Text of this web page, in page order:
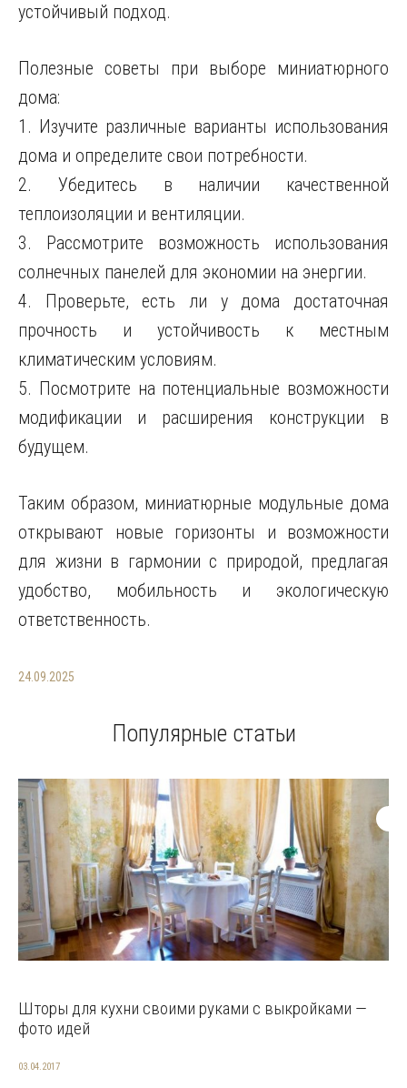
устойчивый подход.
Полезные советы при выборе миниатюрного
дома:
1. Изучите различные варианты использования
дома и определите свои потребности.
2. Убедитесь в наличии качественной
теплоизоляции и вентиляции.
3. Рассмотрите возможность использования
солнечных панелей для экономии на энергии.
4. Проверьте, есть ли у дома достаточная
прочность и устойчивость к местным
климатическим условиям.
5. Посмотрите на потенциальные возможности
модификации и расширения конструкции в
будущем.
Таким образом, миниатюрные модульные дома
открывают новые горизонты и возможности
для жизни в гармонии с природой, предлагая
удобство, мобильность и экологическую
ответственность.
24.09.2025
Популярные статьи
Шторы для кухни своими руками с выкройками —
фото идей
03.04.2017